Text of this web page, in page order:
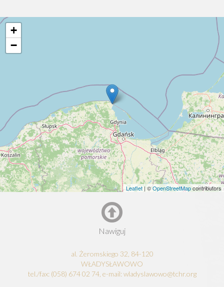
+
−
Leaflet | ©OpenStreetMapcontributors
Nawiguj
al. Żeromskiego 32, 84-120
WŁADYSŁAWOWO
tel./fax: (058) 674 02 74, e-mail: wladyslawowo@tchr.org